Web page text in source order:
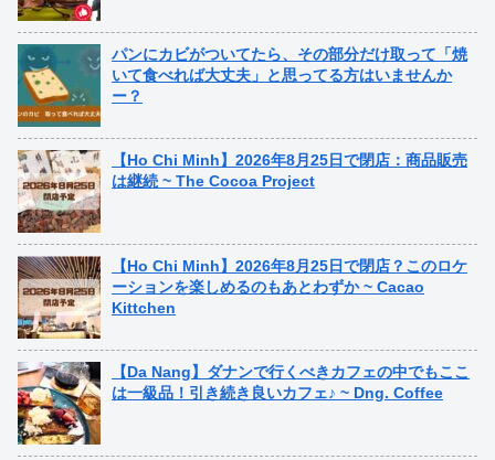
パンにカビがついてたら、その部分だけ取って「焼
いて食べれば大丈夫」と思ってる方はいませんか
ー？
【Ho Chi Minh】2026年8月25日で閉店：商品販売
は継続 ~ The Cocoa Project
【Ho Chi Minh】2026年8月25日で閉店？このロケ
ーションを楽しめるのもあとわずか ~ Cacao
Kittchen
【Da Nang】ダナンで行くべきカフェの中でもここ
は一級品！引き続き良いカフェ♪ ~ Dng. Coffee